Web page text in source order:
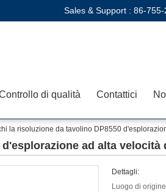
Sales & Support : 86-755-
di qualità Contattici
la risoluzione da tavolino DP8550
ad alta
Dettagli:
Luogo di